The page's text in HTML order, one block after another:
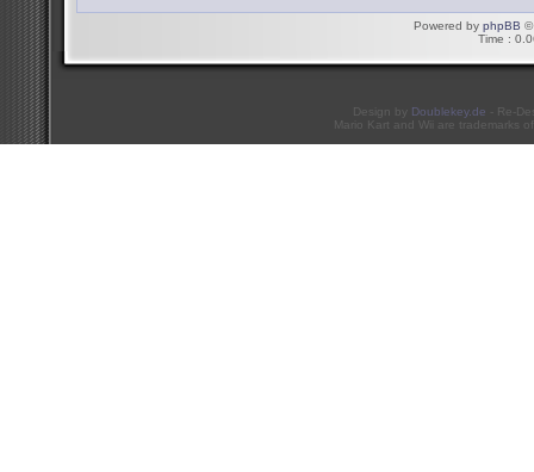
Powered by phpBB ©
Time :
Design by Doublekey.de - Re-
Mario Kart and Wii are trademarks